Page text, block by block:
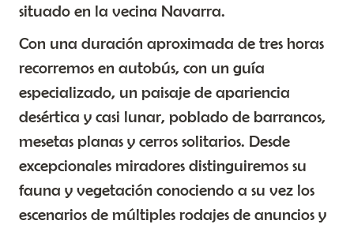
situado en la vecina Navarra.
Con una duración aproximada de tres horas
recorremos en autobús, con un guía
especializado, un paisaje de apariencia
desértica y casi lunar, poblado de barrancos,
mesetas planas y cerros solitarios. Desde
excepcionales miradores distinguiremos su
fauna y vegetación conociendo a su vez los
escenarios de múltiples rodajes de anuncios y